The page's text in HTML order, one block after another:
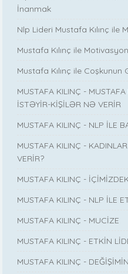
İnanmak
Nlp Lideri Mustafa Kılınç ile
Mustafa Kılınç ile Motivasyon
Mustafa Kılınç ile Coşkunun
MUSTAFA KILINÇ -
İSTƏYİR-KİŞİLƏR NƏ VERİR
MUSTAFA KILINÇ - NLP İLE
MUSTAFA KILINÇ -
VERİR?
MUSTAFA KILINÇ -
MUSTAFA KILINÇ - NLP İLE
MUSTAFA KILINÇ - MUCİZE
MUSTAFA KILINÇ - ETKİN
MUSTAFA KILINÇ -